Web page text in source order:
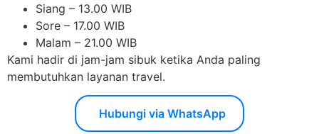
Siang – 13.00 WIB
Sore – 17.00 WIB
Malam – 21.00 WIB
Kami hadir di jam-jam sibuk ketika Anda paling
membutuhkan layanan travel.
Hubungi via WhatsApp